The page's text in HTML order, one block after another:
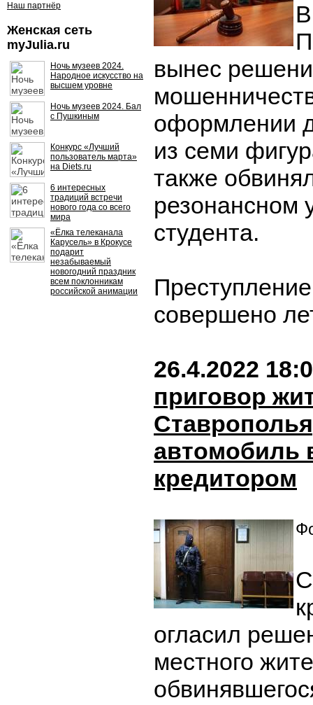
Наш партнёр
Женская сеть
myJulia.ru
Ночь музеев 2024.
Народное искусство на
высшем уровне
Ночь музеев 2024. Бал
с Пушкиным
Конкурс «Лучший
пользователь марта»
на Diets.ru
6 интересных
традиций встречи
нового года со всего
мира
«Ёлка телеканала
Карусель» в Крокусе
подарит
незабываемый
новогодний праздник
всем поклонникам
российской анимации
вынес
оформлении
из семи
также
резонансном
студента.
совершено
26.4.2022
приговор
автомобиль
кредитором
огласил
местного